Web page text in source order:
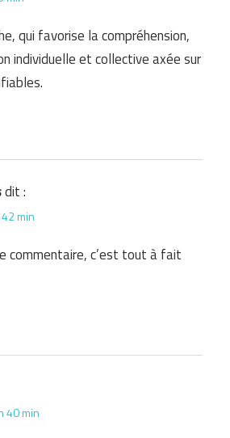
qui favorise la compréhension,
individuelle et collective axée sur
dit :
min
commentaire, c’est tout à fait
40 min